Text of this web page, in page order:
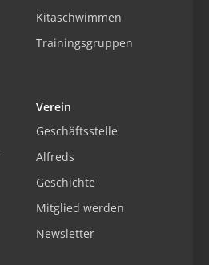
Kitaschwimmen
Trainingsgruppen
Verein
Geschäftsstelle
Alfreds
Geschichte
Mitglied werden
Newsletter